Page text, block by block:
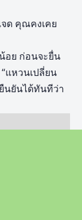
ด คุณคงเคย
อย ก่อนจะยื่น
แหวนเปลี่ยน
นยันได้ทันทีว่า